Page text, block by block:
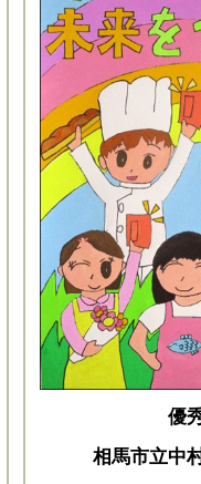
優
相馬市立中